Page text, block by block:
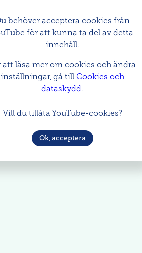
behöver acceptera cookies från
för att kunna ta del av detta
innehåll.
att läsa mer om cookies och ändra
inställningar, gå till Cookies och
dataskydd.
Vill du tillåta YouTube-cookies?
Ok, acceptera